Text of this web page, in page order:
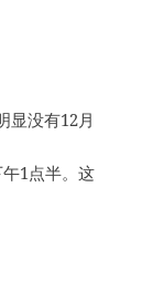
显没有12月
1点半。这